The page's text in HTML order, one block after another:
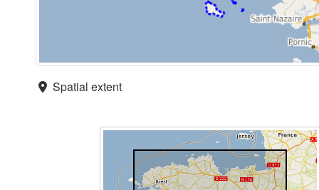
Spatial extent